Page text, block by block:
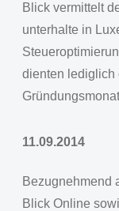
Blick vermittelt
unterhalte in
dienten lediglich
11.09.2014
Bezugnehmend
Blick Online